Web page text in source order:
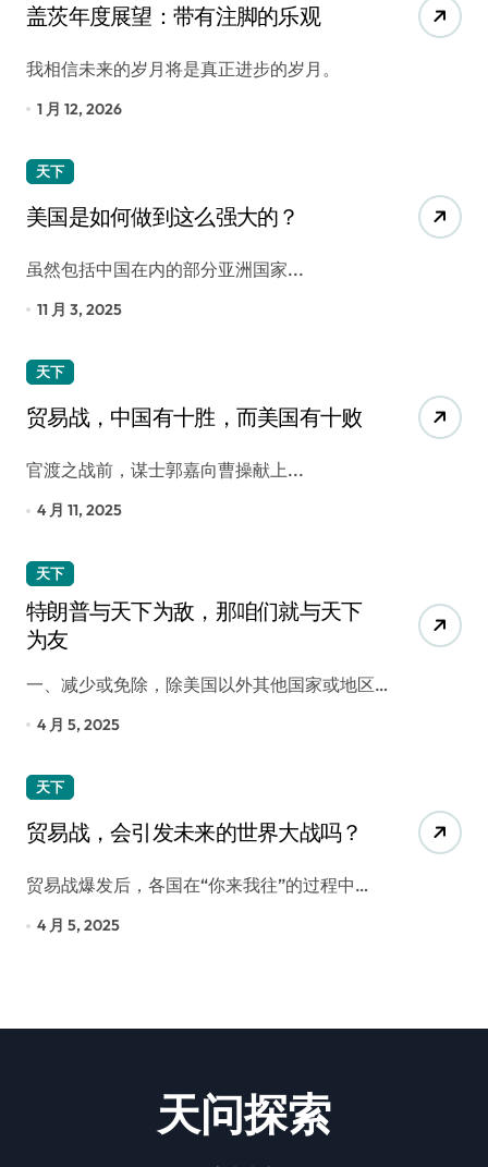
盖茨年度展望：带有注脚的乐观
我相信未来的岁月将是真正进步的岁月。
1 月 12, 2026
天下
美国是如何做到这么强大的？
虽然包括中国在内的部分亚洲国家...
11 月 3, 2025
天下
贸易战，中国有十胜，而美国有十败
官渡之战前，谋士郭嘉向曹操献上...
4 月 11, 2025
天下
特朗普与天下为敌，那咱们就与天下
为友
一、减少或免除，除美国以外其他国家或地区…
4 月 5, 2025
天下
贸易战，会引发未来的世界大战吗？
贸易战爆发后，各国在“你来我往”的过程中…
4 月 5, 2025
天问探索